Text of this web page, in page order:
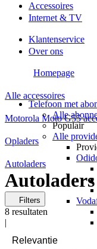
Accessoires
Internet & TV
Klantenservice
Over ons
Telefoon met
Alle
Populair
Alle
Homepage
Alle accessoires
Motorola Moto G55
Opladers
Autoladers
Autoladers
Filters
8 resultaten
|